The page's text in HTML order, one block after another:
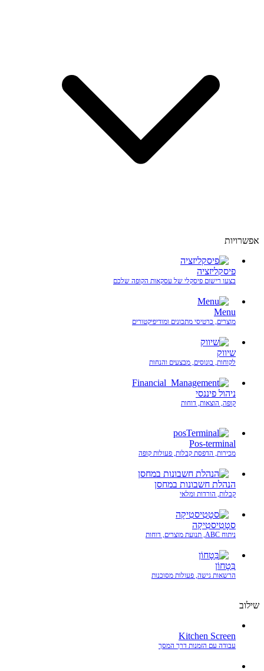
אפשרויות
פיסקליזציה
בצעו רישום פיסקלי של עסקאות הקופה שלכם
Menu
מוצרים, כרטיסי מתכונים ומודיפיקטורים
שיווק
לקוחות, בונוסים, מבצעים והנחות
ניהול פיננסי
קופה, הוצאות, דוחות
Pos-terminal
מכירות, הדפסת קבלות, פעולות קופה
הנהלת חשבונות במחסן
קבלות, הורדות ומלאי
סטָטִיסטִיקָה
ניתוח ABC, תנועת מוצרים, דוחות
בִּטָחוֹן
הרשאות גישה, פעולות מסוכנות
שילוב
Kitchen Screen
עבודה עם הזמנות דרך המסך